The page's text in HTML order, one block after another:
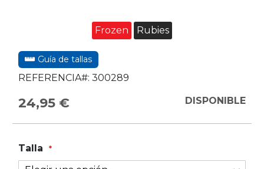
Frozen Rubies
Guía de tallas
REFERENCIA#: 300289
24,95 € DISPONIBLE
Talla